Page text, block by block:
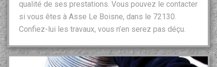
qualité de ses prestations. Vous pouvez le contacter
si vous êtes à Asse Le Boisne, dans le 72130.
Confiez-lui les travaux, vous n’en serez pas déçu.